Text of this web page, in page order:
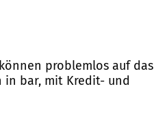
problemlos auf das
in bar, mit Kredit- und